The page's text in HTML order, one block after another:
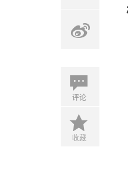
评论
收藏